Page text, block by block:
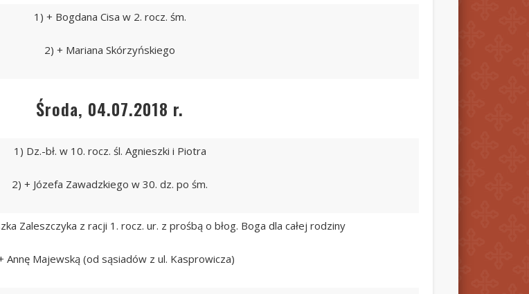
1) + Bogdana Cisa w 2. rocz. śm.
2) + Mariana Skórzyńskiego
Środa, 04.07.2018 r.
1) Dz.-bł. w 10. rocz. śl. Agnieszki i Piotra
2) + Józefa Zawadzkiego w 30. dz. po śm.
Zaleszczyka z racji 1. rocz. ur. z prośbą o błog. Boga dla całej rodziny
Annę Majewską (od sąsiadów z ul. Kasprowicza)